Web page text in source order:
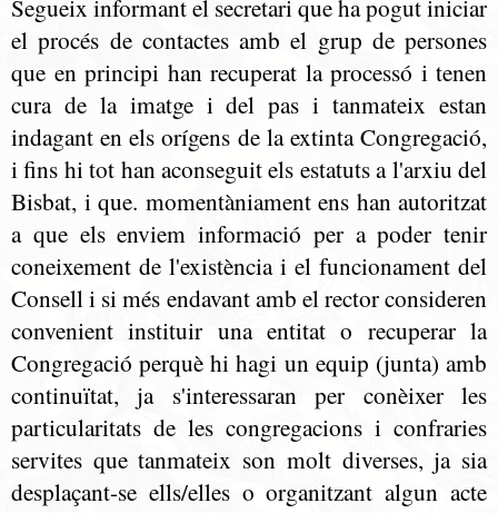
Segueix informant el secretari que ha pogut iniciar
el procés de contactes amb el grup de persones
que en principi han recuperat la processó i tenen
cura de la imatge i del pas i tanmateix estan
indagant en els orígens de la extinta Congregació,
i fins hi tot han aconseguit els estatuts a l'arxiu del
Bisbat, i que. momentàniament ens han autoritzat
a que els enviem informació per a poder tenir
coneixement de l'existència i el funcionament del
Consell i si més endavant amb el rector consideren
convenient instituir una entitat o recuperar la
Congregació perquè hi hagi un equip (junta) amb
continuïtat, ja s'interessaran per conèixer les
particularitats de les congregacions i confraries
servites que tanmateix son molt diverses, ja sia
desplaçant-se ells/elles o organitzant algun acte